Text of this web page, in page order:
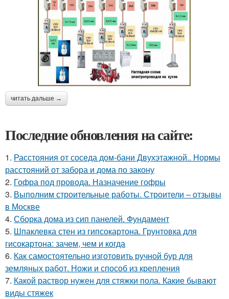
читать дальше →
Последние обновления на сайте:
1. Расстояния от соседа дом-бани Двухэтажной.. Нормы
расстояний от забора и дома по закону
2. Гофра под провода. Назначение гофры
3. Выполним строительные работы. Строители – отзывы
в Москве
4. Сборка дома из сип панелей. Фундамент
5. Шпаклевка стен из гипсокартона. Грунтовка для
гисокартона: зачем, чем и когда
6. Как самостоятельно изготовить ручной бур для
земляных работ. Ножи и способ из крепления
7. Какой раствор нужен для стяжки пола. Какие бывают
виды стяжек